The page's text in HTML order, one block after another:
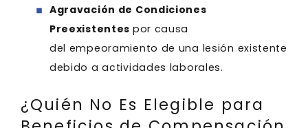
Agravación de Condiciones
Preexistentes por causa
del empeoramiento de una lesión existente
debido a actividades laborales.
¿Quién No Es Elegible para